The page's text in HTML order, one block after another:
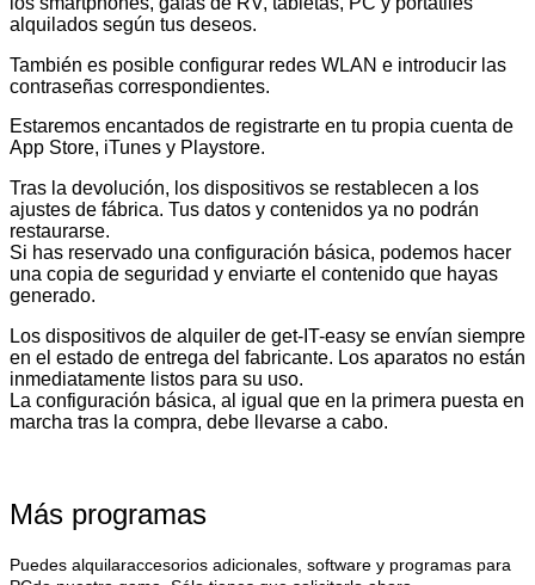
alquilados según tus deseos.
También es posible configurar redes WLAN e introducir las
contraseñas correspondientes.
Estaremos encantados de registrarte en tu propia cuenta de
App Store, iTunes y Playstore.
Tras la devolución, los dispositivos se restablecen a los
ajustes de fábrica. Tus datos y contenidos ya no podrán
restaurarse.
Si has reservado una configuración básica, podemos hacer
una copia de seguridad y enviarte el contenido que hayas
generado.
Los dispositivos de alquiler de get-IT-easy se envían siempre
en el estado de entrega del fabricante. Los aparatos no están
inmediatamente listos para su uso.
La configuración básica, al igual que en la primera puesta en
marcha tras la compra, debe llevarse a cabo.
Más programas
Puedes alquilaraccesorios adicionales, software y programas para